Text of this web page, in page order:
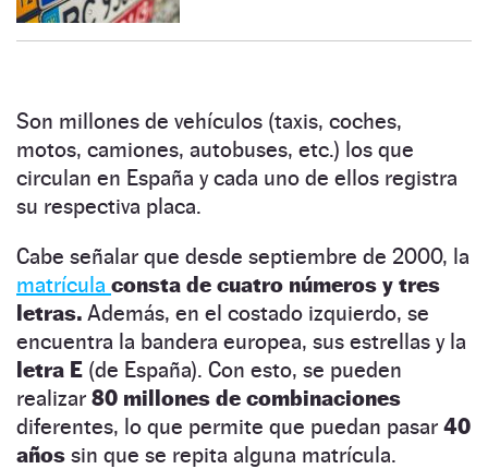
Son millones de vehículos (taxis, coches,
motos, camiones, autobuses, etc.) los que
circulan en España y cada uno de ellos registra
su respectiva placa.
Cabe señalar que desde septiembre de 2000, la
matrícula consta de cuatro números y tres
letras. Además, en el costado izquierdo, se
encuentra la bandera europea, sus estrellas y la
letra E (de España). Con esto, se pueden
realizar 80 millones de combinaciones
diferentes, lo que permite que puedan pasar 40
años sin que se repita alguna matrícula.